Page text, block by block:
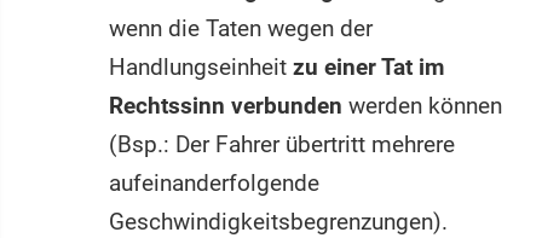
wenn die Taten wegen der
Handlungseinheit zu einer Tat im
Rechtssinn verbunden werden können
(Bsp.: Der Fahrer übertritt mehrere
aufeinanderfolgende
Geschwindigkeitsbegrenzungen).